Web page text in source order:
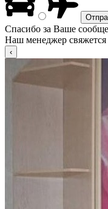
Спасибо за Ваше
Наш менеджер